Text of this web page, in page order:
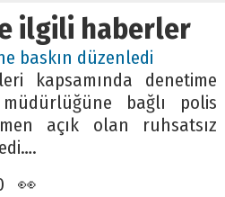
ilgili haberler
baskın düzenledi
kapsamında denetime
bağlı polis
açık olan ruhsatsız
👀